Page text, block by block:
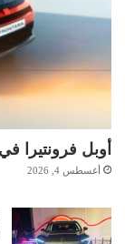
أوبل فرونتيرا
أغسطس 4, 2026